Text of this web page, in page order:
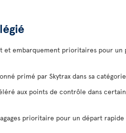
et embarquement prioritaires pour un
primé par Skytrax dans sa catégorie
aux points de contrôle dans
prioritaire pour un départ rapide